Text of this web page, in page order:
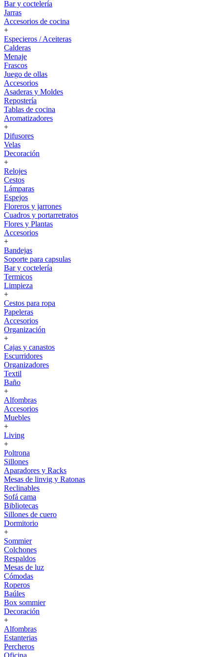
Bar y coctelería
Jarras
Accesorios de cocina
+
Especieros / Aceiteras
Calderas
Menaje
Frascos
Juego de ollas
Accesorios
Asaderas y Moldes
Repostería
Tablas de cocina
Aromatizadores
+
Difusores
Velas
Decoración
+
Relojes
Cestos
Lámparas
Espejos
Floreros y jarrones
Cuadros y portarretratos
Flores y Plantas
Accesorios
+
Bandejas
Soporte para capsulas
Bar y coctelería
Termicos
Limpieza
+
Cestos para ropa
Papeleras
Accesorios
Organización
+
Cajas y canastos
Escurridores
Organizadores
Textil
Baño
+
Alfombras
Accesorios
Muebles
+
Living
+
Poltrona
Sillones
Aparadores y Racks
Mesas de linvig y Ratonas
Reclinables
Sofá cama
Bibliotecas
Sillones de cuero
Dormitorio
+
Sommier
Colchones
Respaldos
Mesas de luz
Cómodas
Roperos
Baúles
Box sommier
Decoración
+
Alfombras
Estanterias
Percheros
Oficina